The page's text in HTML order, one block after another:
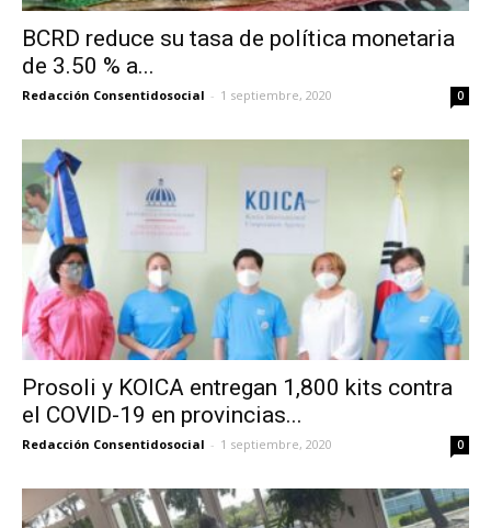
BCRD reduce su tasa de política monetaria
de 3.50 % a...
Redacción Consentidosocial - 1 septiembre, 2020 0
Prosoli y KOICA entregan 1,800 kits contra
el COVID-19 en provincias...
Redacción Consentidosocial - 1 septiembre, 2020 0